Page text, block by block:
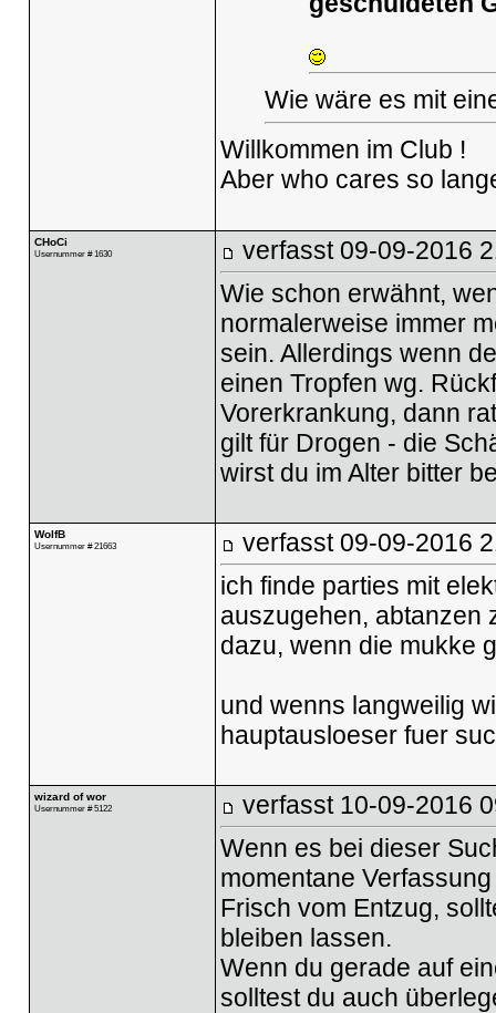
Wie wäre es mit
Willkommen im Club !
Aber who cares so
CHoCi
Usernummer # 1630 verfasst 09-09-2016
Wie schon erwähnt,
normalerweise immer
sein. Allerdings wenn
einen Tropfen wg.
Vorerkrankung, dann
gilt für Drogen - die
wirst du im Alter bitter
WolfB
Usernummer # 21663 verfasst 09-09-2016
ich finde parties mit
auszugehen, abtanzen
dazu, wenn die mukke
und wenns langweilig
hauptausloeser fuer
wizard of wor
Usernummer # 5122 verfasst 10-09-2016
Wenn es bei dieser
momentane
Frisch vom Entzug,
bleiben lassen.
Wenn du gerade auf
solltest du auch